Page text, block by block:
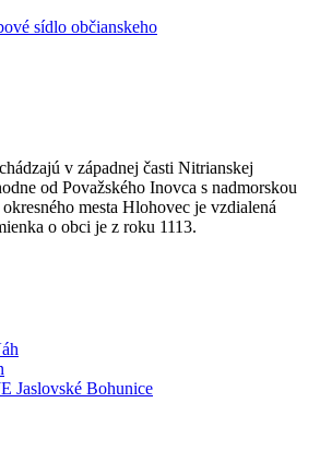
v západnej časti Nitrianskej
od Považského Inovca s nadmorskou
mesta Hlohovec je vzdialená
o obci je z roku 1113.
Jaslovské Bohunice